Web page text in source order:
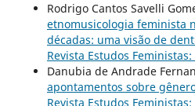
Rodrigo Cantos Savelli
etnomusicologia feminista
décadas: uma visão de
Revista Estudos
Danubia de Andrade
apontamentos sobre
Revista Estudos